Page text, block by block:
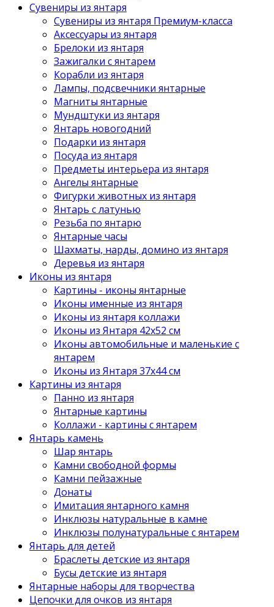
Сувениры из янтаря
Сувениры из янтаря Премиум-класса
Аксессуары из янтаря
Брелоки из янтаря
Зажигалки с янтарем
Корабли из янтаря
Лампы, подсвечники янтарные
Магниты янтарные
Мундштуки из янтаря
Янтарь новогодний
Подарки из янтаря
Посуда из янтаря
Предметы интерьера из янтаря
Ангелы янтарные
Фигурки животных из янтаря
Янтарь с латунью
Резьба по янтарю
Янтарные часы
Шахматы, нарды, домино из янтаря
Деревья из янтаря
Иконы из янтаря
Картины - иконы янтарные
Иконы именные из янтаря
Иконы из янтаря коллажи
Иконы из Янтаря 42х52 см
Иконы автомобильные и маленькие с
янтарем
Иконы из Янтаря 37х44 см
Картины из янтаря
Панно из янтаря
Янтарные картины
Коллажи - картины с янтарем
Янтарь камень
Шар янтарь
Камни свободной формы
Камни пейзажные
Донаты
Имитация янтарного камня
Инклюзы натуральные в камне
Инклюзы полунатуральные с янтарем
Янтарь для детей
Браслеты детские из янтаря
Бусы детские из янтаря
Янтарные наборы для творчества
Цепочки для очков из янтаря